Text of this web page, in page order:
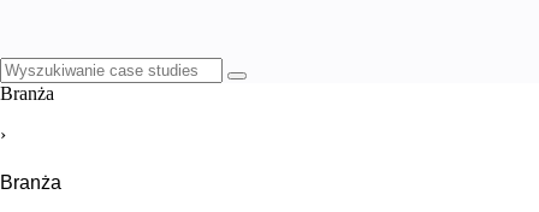
Branża
›
Branża